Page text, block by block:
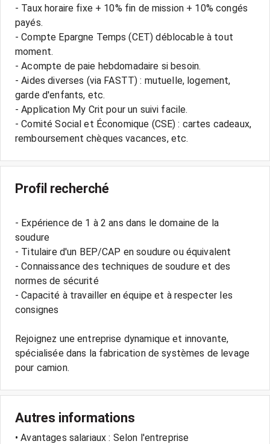
- Taux horaire fixe + 10% fin de mission + 10% congés
payés.
- Compte Epargne Temps (CET) déblocable à tout
moment.
- Acompte de paie hebdomadaire si besoin.
- Aides diverses (via FASTT) : mutuelle, logement,
garde d'enfants, etc.
- Application My Crit pour un suivi facile.
- Comité Social et Économique (CSE) : cartes cadeaux,
Profil recherché
- Expérience de 1 à 2 ans dans le domaine de la
soudure
- Titulaire d'un BEP/CAP en soudure ou équivalent
- Connaissance des techniques de soudure et des
normes de sécurité
- Capacité à travailler en équipe et à respecter les
consignes
Rejoignez une entreprise dynamique et innovante,
spécialisée dans la fabrication de systèmes de levage
Autres informations
• Avantages salariaux : Selon l'entreprise